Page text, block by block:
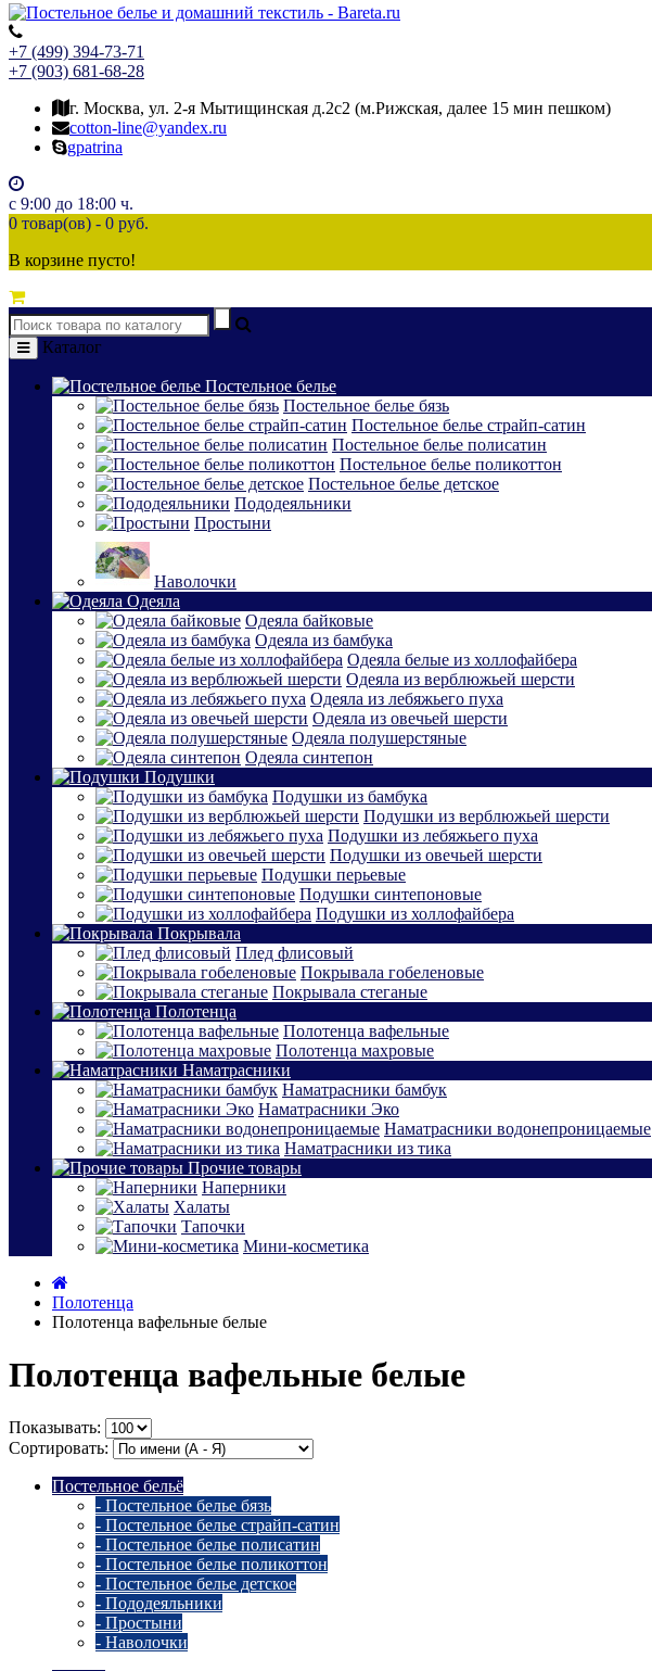
+7 (499) 394-73-71
+7 (903) 681-68-28
г. Москва, ул. 2-я Мытищинская д.2с2 (м.Рижская, далее 15 мин пешком)
cotton-line@yandex.ru
gpatrina
с 9:00 до 18:00 ч.
0 товар(ов) - 0 руб.
В корзине пусто!
Каталог
Постельное белье
Постельное белье бязь
Постельное белье страйп-сатин
Постельное белье полисатин
Постельное белье поликоттон
Постельное белье детское
Пододеяльники
Простыни
Наволочки
Одеяла
Одеяла байковые
Одеяла из бамбука
Одеяла белые из холлофайбера
Одеяла из верблюжьей шерсти
Одеяла из лебяжьего пуха
Одеяла из овечьей шерсти
Одеяла полушерстяные
Одеяла синтепон
Подушки
Подушки из бамбука
Подушки из верблюжьей шерсти
Подушки из лебяжьего пуха
Подушки из овечьей шерсти
Подушки перьевые
Подушки синтепоновые
Подушки из холлофайбера
Покрывала
Плед флисовый
Покрывала гобеленовые
Покрывала стеганые
Полотенца
Полотенца вафельные
Полотенца махровые
Наматрасники
Наматрасники бамбук
Наматрасники Эко
Наматрасники водонепроницаемые
Наматрасники из тика
Прочие товары
Наперники
Халаты
Тапочки
Мини-косметика
Полотенца
Полотенца вафельные белые
Полотенца вафельные белые
Показывать:
Сортировать:
Постельное бельё
- Постельное белье бязь
- Постельное белье страйп-сатин
- Постельное белье полисатин
- Постельное белье поликоттон
- Постельное белье детское
- Пододеяльники
- Простыни
- Наволочки